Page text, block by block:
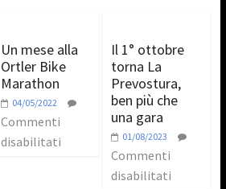
Un mese alla
Ortler Bike
Marathon
04/05/2022
Commenti
disabilitati
Il 1° ottobre
torna La
Prevostura,
ben più che
una gara
01/08/2023
Commenti
disabilitati